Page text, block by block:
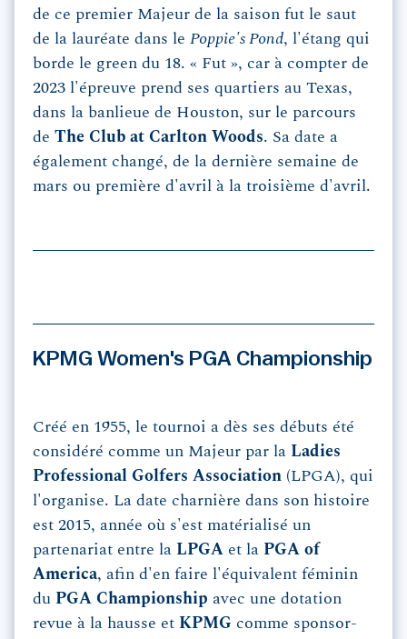
de ce premier Majeur de la saison fut le saut
de la lauréate dans le Poppie's Pond, l'étang qui
borde le green du 18. « Fut », car à compter de
2023 l'épreuve prend ses quartiers au Texas,
dans la banlieue de Houston, sur le parcours
de The Club at Carlton Woods. Sa date a
également changé, de la dernière semaine de
mars ou première d'avril à la troisième d'avril.
KPMG Women's PGA Championship
Créé en 1955, le tournoi a dès ses débuts été
considéré comme un Majeur par la Ladies
Professional Golfers Association (LPGA), qui
l'organise. La date charnière dans son histoire
est 2015, année où s'est matérialisé un
partenariat entre la LPGA et la PGA of
America, afin d'en faire l'équivalent féminin
du PGA Championship avec une dotation
revue à la hausse et KPMG comme sponsor-